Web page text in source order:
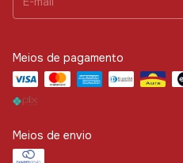
Meios de pagamento
Meios de envio